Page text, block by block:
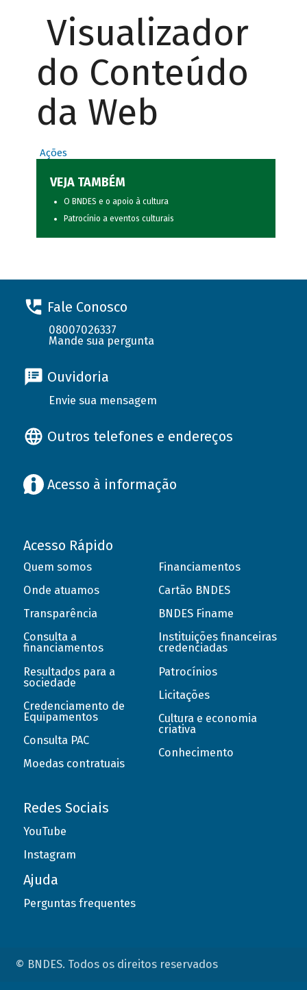
Visualizador
do Conteúdo
da Web
Ações
VEJA TAMBÉM
O BNDES e o apoio à cultura
Patrocínio a eventos culturais
Fale Conosco
08007026337
Mande sua pergunta
Ouvidoria
Envie sua mensagem
Outros telefones e endereços
Acesso à informação
Acesso Rápido
Quem somos
Onde atuamos
Transparência
Consulta a
financiamentos
Resultados para a
sociedade
Credenciamento de
Equipamentos
Consulta PAC
Moedas contratuais
Financiamentos
Cartão BNDES
BNDES Finame
Instituições financeiras
credenciadas
Patrocínios
Licitações
Cultura e economia
criativa
Conhecimento
Redes Sociais
YouTube
Instagram
Ajuda
Perguntas frequentes
© BNDES. Todos os direitos reservados